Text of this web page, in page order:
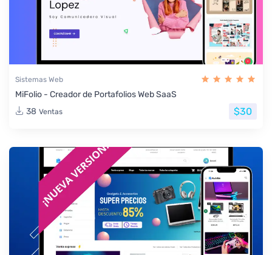
Sistemas Web
MiFolio - Creador de Portafolios Web SaaS
38 Ventas $30